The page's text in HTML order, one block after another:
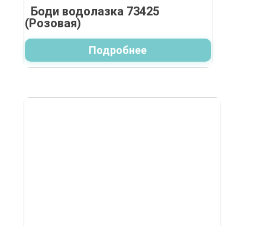
Боди водолазка 73425
(Розовая)
Подробнее